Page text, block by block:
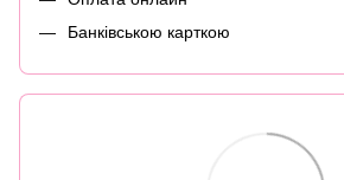
Банківською карткою